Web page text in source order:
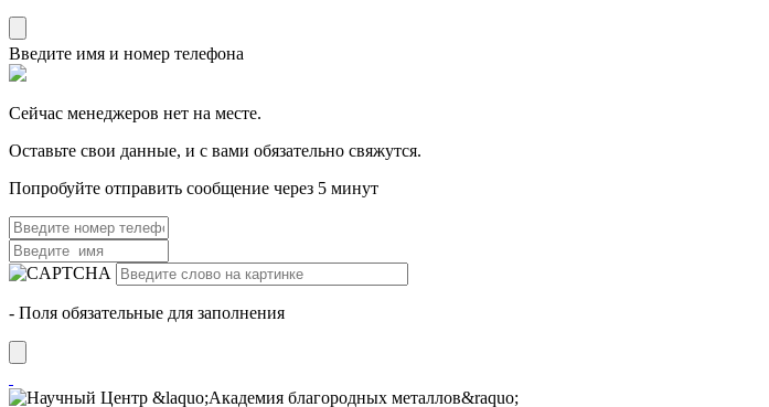
Введите имя и номер телефона
Cейчас менеджеров нет на месте.
Оставьте свои данные, и с вами обязательно свяжутся.
Попробуйте отправить сообщение через 5 минут
- Поля обязательные для заполнения